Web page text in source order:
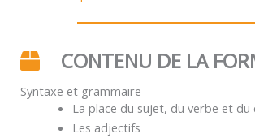
CONTENU DE LA
Syntaxe et grammaire
La place du sujet, du verbe et
Les adjectifs